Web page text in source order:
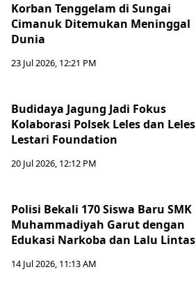
Korban Tenggelam di Sungai
Cimanuk Ditemukan Meninggal
Dunia
23 Jul 2026, 12:21 PM
Budidaya Jagung Jadi Fokus
Kolaborasi Polsek Leles dan Leles
Lestari Foundation
20 Jul 2026, 12:12 PM
Polisi Bekali 170 Siswa Baru SMK
Muhammadiyah Garut dengan
Edukasi Narkoba dan Lalu Lintas
14 Jul 2026, 11:13 AM